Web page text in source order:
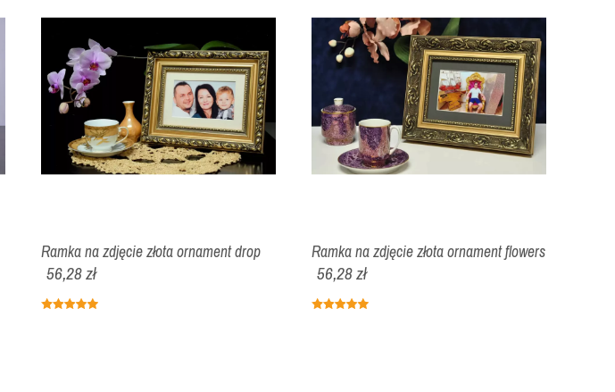
Ramka na zdjęcie złota ornament drop
56,28 zł
Ramka na zdjęcie złota ornament flowers
56,28 zł